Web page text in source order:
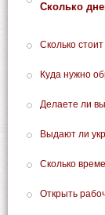
Сколько
Сколько
Куда нужно
Делаете ли
Выдают ли
Сколько
Открыть